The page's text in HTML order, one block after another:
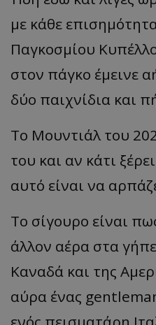
με κάθε
Παγκοσμίου
στον πάγκο έμεινε
δύο παιχνίδια και
Το Μουντιάλ του
του και αν κάτι
αυτό είναι να
Το σίγουρο είναι
άλλον αέρα στα
Καναδά και της
αύρα ένας